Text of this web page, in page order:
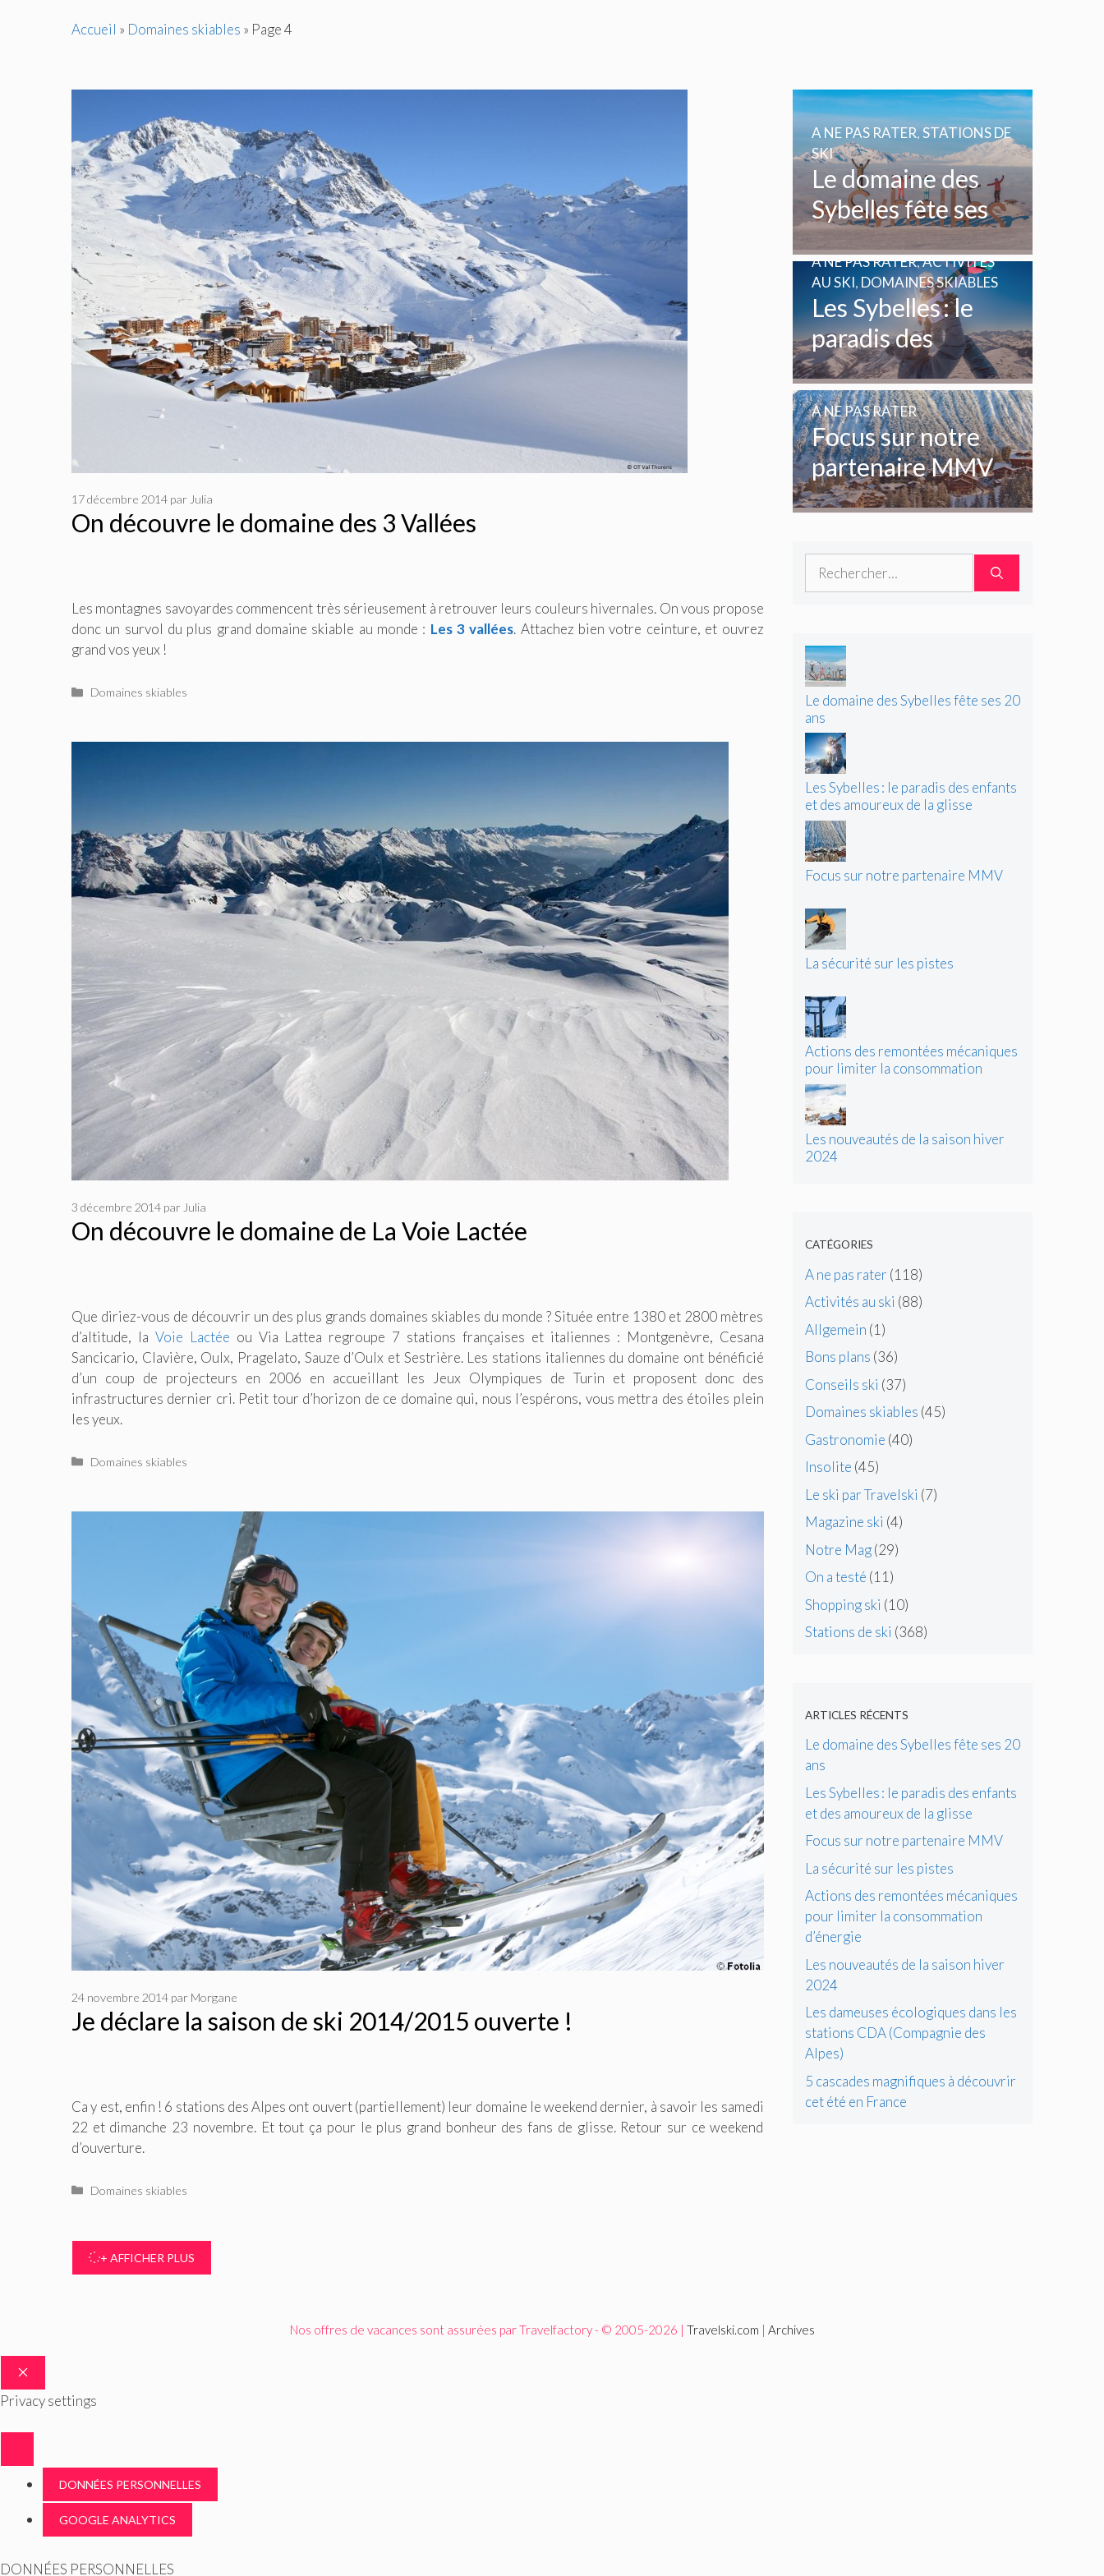
Accueil » Domaines skiables » Page 4
On découvre le domaine des 3 Vallées
17 décembre 2014 par Julia
Les montagnes savoyardes commencent très sérieusement à retrouver leurs couleurs hivernales. On vous propose
donc un survol du plus grand domaine skiable au monde : Les 3 vallées. Attachez bien votre ceinture, et ouvrez
grand vos yeux !
Catégories
Domaines skiables
On découvre le domaine de La Voie Lactée
3 décembre 2014 par Julia
Que diriez-vous de découvrir un des plus grands domaines skiables du monde ? Située entre 1380 et 2800 mètres
d’altitude, la Voie Lactée ou Via Lattea regroupe 7 stations françaises et italiennes : Montgenèvre, Cesana
Sancicario, Clavière, Oulx, Pragelato, Sauze d’Oulx et Sestrière. Les stations italiennes du domaine ont bénéficié
d’un coup de projecteurs en 2006 en accueillant les Jeux Olympiques de Turin et proposent donc des
infrastructures dernier cri. Petit tour d’horizon de ce domaine qui, nous l’espérons, vous mettra des étoiles plein
les yeux.
Catégories
Domaines skiables
Je déclare la saison de ski 2014/2015 ouverte !
24 novembre 2014 par Morgane
Ca y est, enfin ! 6 stations des Alpes ont ouvert (partiellement) leur domaine le weekend dernier, à savoir les samedi
22 et dimanche 23 novembre. Et tout ça pour le plus grand bonheur des fans de glisse. Retour sur ce weekend
d’ouverture.
Catégories
Domaines skiables
+ AFFICHER PLUS
Le domaine des
Sybelles fête ses
20 ans
A NE PAS RATER,STATIONS DE
SKI
Les Sybelles : le
paradis des
enfants et des
amoureux de la
glisse
A NE PAS RATER,ACTIVITÉS
AU SKI, DOMAINES SKIABLES
Focus sur notre
partenaire MMV
A NE PAS RATER
Le domaine des Sybelles fête ses 20
ans
Les Sybelles : le paradis des enfants
et des amoureux de la glisse
Focus sur notre partenaire MMV
La sécurité sur les pistes
Actions des remontées mécaniques
pour limiter la consommation
d’énergie
Les nouveautés de la saison hiver
2024
CATÉGORIES
A ne pas rater (118)
Activités au ski (88)
Allgemein (1)
Bons plans (36)
Conseils ski (37)
Domaines skiables (45)
Gastronomie (40)
Insolite (45)
Le ski par Travelski (7)
Magazine ski (4)
Notre Mag(29)
On a testé (11)
Shopping ski (10)
Stations de ski (368)
ARTICLES RÉCENTS
Le domaine des Sybelles fête ses 20
ans
Les Sybelles : le paradis des enfants
et des amoureux de la glisse
Focus sur notre partenaire MMV
La sécurité sur les pistes
Actions des remontées mécaniques
pour limiter la consommation
d’énergie
Les nouveautés de la saison hiver
2024
Les dameuses écologiques dans les
stations CDA (Compagnie des
Alpes)
5 cascades magnifiques à découvrir
cet été en France
Nos offres de vacances sont assurées par Travelfactory - © 2005-2026 | Travelski.com | Archives
FERMER
Privacy settings
DONNÉES PERSONNELLES
GOOGLE ANALYTICS
DONNÉES PERSONNELLES